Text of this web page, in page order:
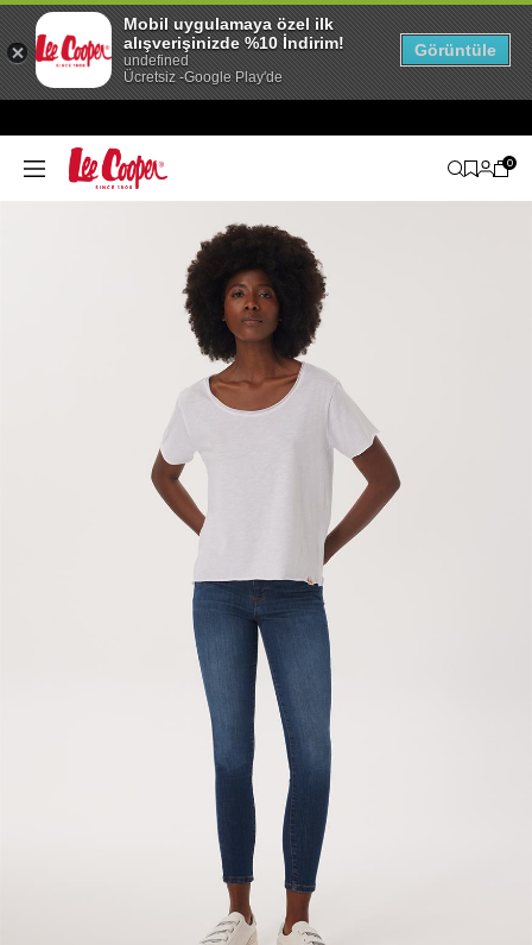
0
Mobil uygulamaya özel ilk
alışverişinizde %10 İndirim!
undefined
Ücretsiz -Google Play'de
Görüntüle